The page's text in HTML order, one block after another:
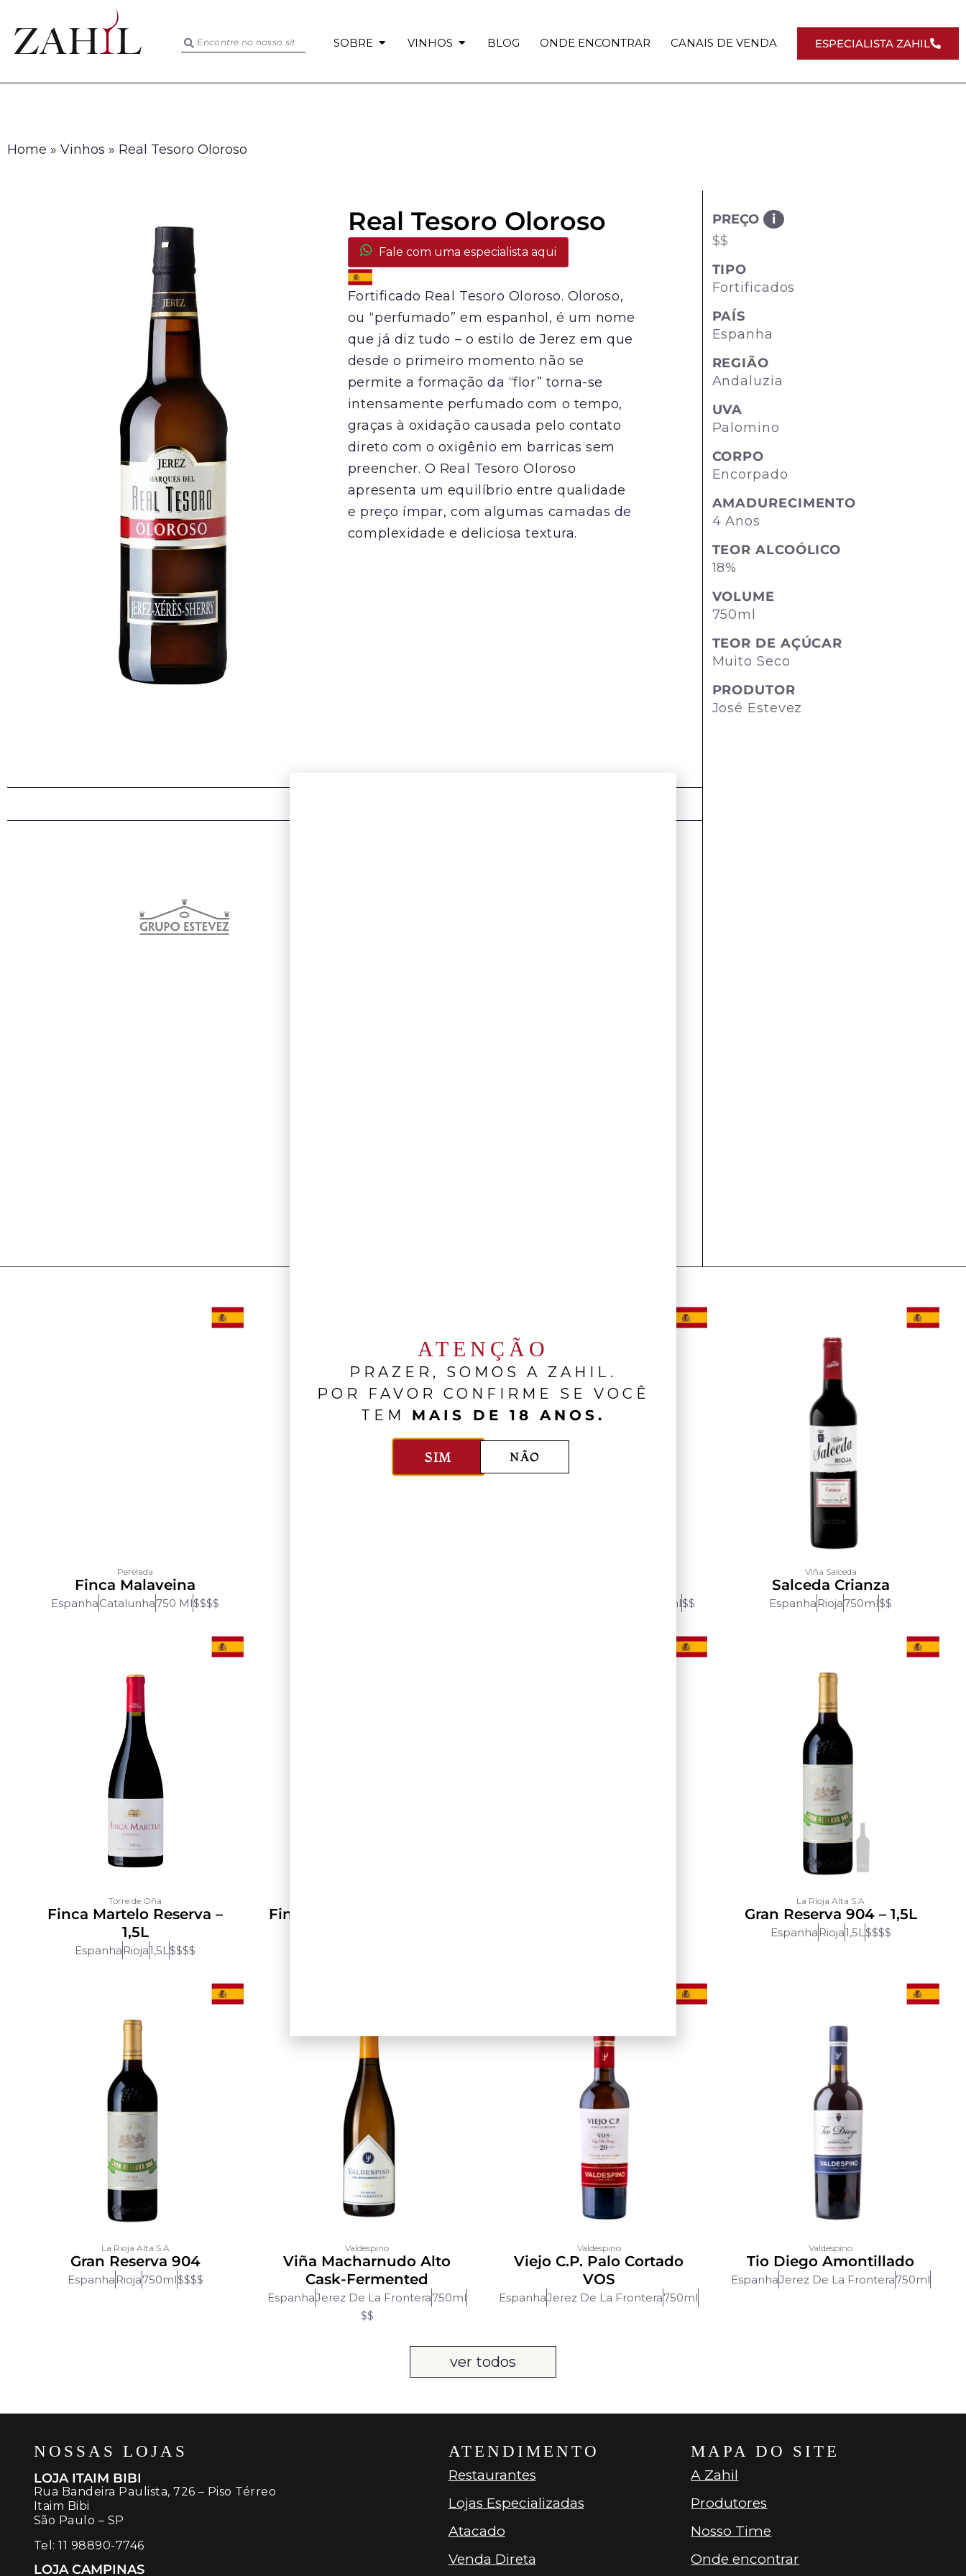
SOBRE VINHOS BLOG ONDE ENCONTRAR CANAIS DE VENDA ESPECIALISTA ZAHIL
Home » Vinhos » Real Tesoro Oloroso
Real Tesoro Oloroso
Fale com uma especialista aqui
Fortificado Real Tesoro Oloroso. Oloroso,
ou “perfumado” em espanhol, é um nome
que já diz tudo – o estilo de Jerez em que
desde o primeiro momento não se
permite a formação da “flor” torna-se
intensamente perfumado com o tempo,
graças à oxidação causada pelo contato
direto com o oxigênio em barricas sem
preencher. O Real Tesoro Oloroso
apresenta um equilíbrio entre qualidade
e preço ímpar, com algumas camadas de
complexidade e deliciosa textura.
i
PREÇO
$$
TIPO
Fortificados
PAÍS
Espanha
REGIÃO
Andaluzia
UVA
Palomino
CORPO
Encorpado
AMADURECIMENTO
4 Anos
TEOR ALCOÓLICO
18%
VOLUME
750ml
TEOR DE AÇÚCAR
Muito Seco
PRODUTOR
José Estevez
Perelada
Finca Malaveina
EspanhaCatalunha750 Ml$$$$ 750ml$$
Viña Salceda
Salceda Crianza
Espanha Rioja750ml$$
Torre de Oña
Finca Martelo Reserva –
1,5L
Espanha Rioja1,5L$$$$
Finca San Martin Crianza –
La Rioja Alta S.A
Gran Reserva 904 – 1,5L
Espanha Rioja1,5L$$$$
La Rioja Alta S.A
Gran Reserva 904
Espanha Rioja750ml$$$$
Valdespino
Viña Macharnudo Alto
Cask-Fermented
EspanhaJerez De La Frontera750ml
$$
Valdespino
Viejo C.P. Palo Cortado
VOS
EspanhaJerez De La Frontera750ml
Valdespino
Tio Diego Amontillado
EspanhaJerez De La Frontera750ml
ver todos
NOSSAS LOJAS
LOJA ITAIM BIBI
Rua Bandeira Paulista, 726 – Piso Térreo
Itaim Bibi
São Paulo – SP
Tel:11 98890-7746
LOJA CAMPINAS
ATENDIMENTO
Restaurantes
Lojas Especializadas
Atacado
Venda Direta
MAPA DO SITE
A Zahil
Produtores
Nosso Time
Onde encontrar
ATENÇÃO
PRAZER, SOMOS A ZAHIL.
POR FAVOR CONFIRME SE VOCÊ
TEM MAIS DE 18 ANOS.
SIM NÃO